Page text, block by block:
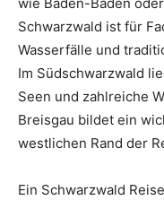
wie Baden-Baden
Schwarzwald ist für
Wasserfälle und
Im Südschwarzwald
Seen und zahlreiche
Breisgau bildet ein
westlichen Rand der
Ein Schwarzwald